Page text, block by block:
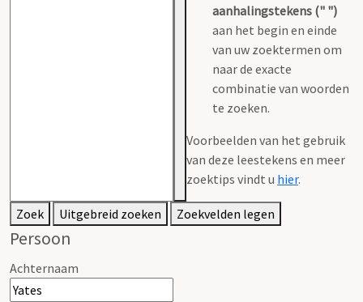
aanhalingstekens (" ")
aan het begin en einde
van uw zoektermen om
naar de exacte
combinatie van woorden
te zoeken.
Voorbeelden van het gebruik
van deze leestekens en meer
zoektips vindt u hier.
Zoek Uitgebreid zoeken Zoekvelden legen
Persoon
Achternaam